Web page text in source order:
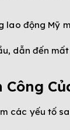
động Mỹ
dẫn đến
các yếu tố